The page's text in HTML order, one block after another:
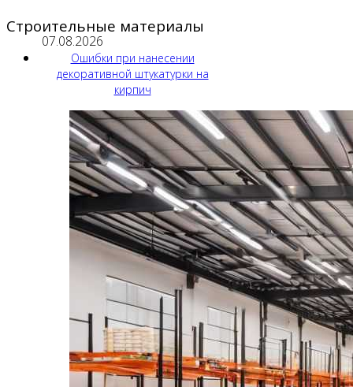
Строительные материалы
07.08.2026
Ошибки при нанесении
декоративной штукатурки на
кирпич